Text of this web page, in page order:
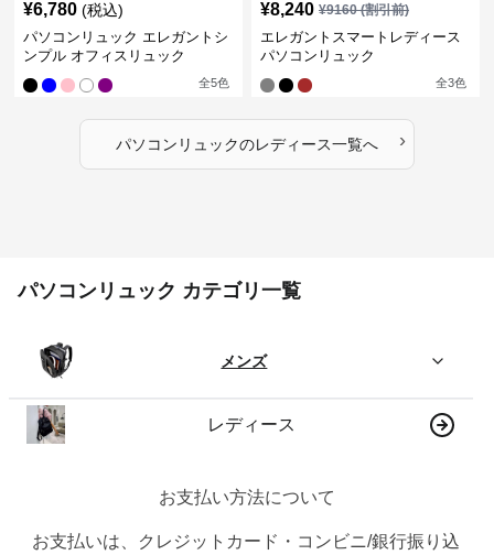
¥6,780 (税込)
パソコンリュック エレガントシ
ンプル オフィスリュック
全5色
¥8,240 ¥9160(割引前)
エレガントスマートレディース
パソコンリュック
全3色
パソコンリュックのレディース一覧へ ›
パソコンリュック カテゴリ一覧
メンズ
レディース
お支払い方法について
お支払いは、クレジットカード・コンビニ/銀行振り込